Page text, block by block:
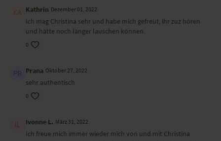
Kathrin Dezember 01, 2022
Ich mag Christina sehr und habe mich gefreut, ihr zuz hören
und hätte noch länger lauschen können.
0
Prana Oktober 27, 2022
sehr authentisch
0
Ivonne L. März 31, 2022
Ich freue mich immer wieder mich von und mit Christina